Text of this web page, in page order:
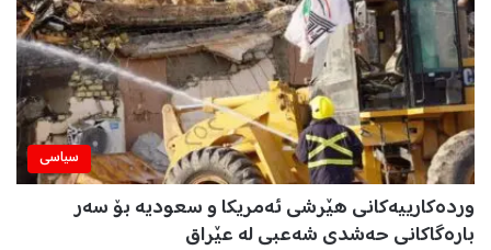
سیاسی
وردەکارییەکانی هێرشی ئەمریکا و سعودیە بۆ سەر
بارەگاکانی حەشدی شەعبی لە عێراق